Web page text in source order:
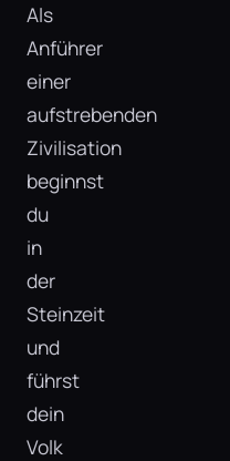
Als
Anführer
einer
aufstrebenden
Zivilisation
beginnst
du
in
der
Steinzeit
und
führst
dein
Volk